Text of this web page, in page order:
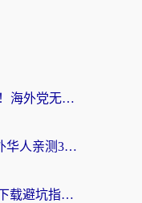
NordVPN翻墙回国？别踩坑！海外党无缝访问国内资源的真实指南
斧牛和ChickCN哪个好？海外华人亲测3款回国加速器+免费试用攻略
海外党必看：中国免费VPN下载避坑指南 + 无缝访问国内资源的终极方案